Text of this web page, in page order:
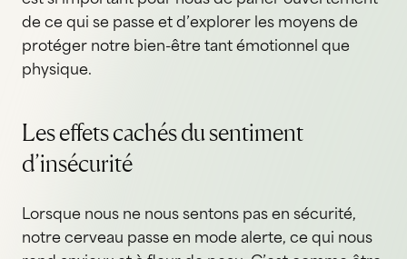
de ce qui se passe et d’explorer les moyens de
protéger notre bien-être tant émotionnel que
physique.
Les effets cachés du sentiment
d’insécurité
Lorsque nous ne nous sentons pas en sécurité,
notre cerveau passe en mode alerte, ce qui nous